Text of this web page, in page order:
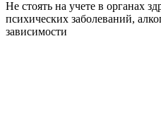
Не стоять на учете в органах
психических заболеваний,
зависимости